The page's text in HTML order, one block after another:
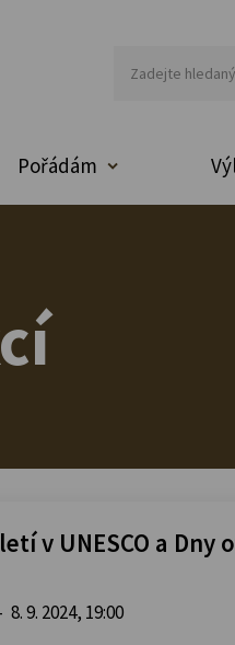
Pořádám
v UNESCO a Dny
8. 9. 2024, 19:00